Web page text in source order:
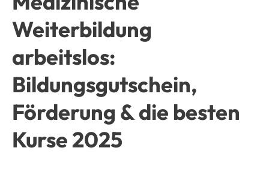
Weiterbildung
arbeitslos:
Bildungsgutschein,
Förderung & die besten
Kurse 2025